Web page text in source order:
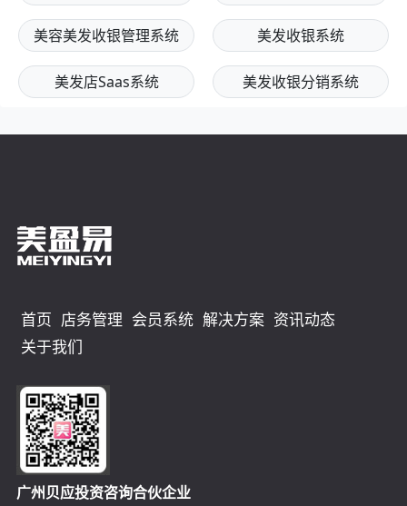
美容美发收银管理系统 美发收银系统
美发店Saas系统 美发收银分销系统
首页 店务管理 会员系统 解决方案 资讯动态
关于我们
广州贝应投资咨询合伙企业